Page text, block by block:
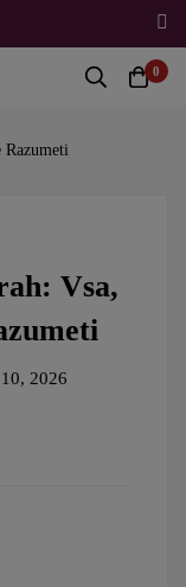
0
Razumeti
Vsa,
2026